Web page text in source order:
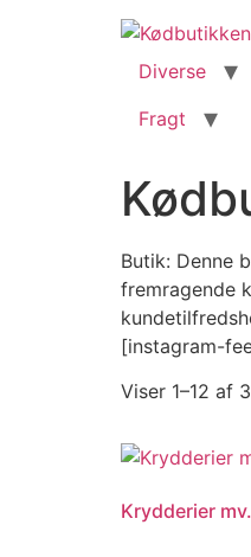
Diverse
Fragt
Butik: Denne
fremragende
[instagram-
Viser 1–12 af
Krydderier mv.